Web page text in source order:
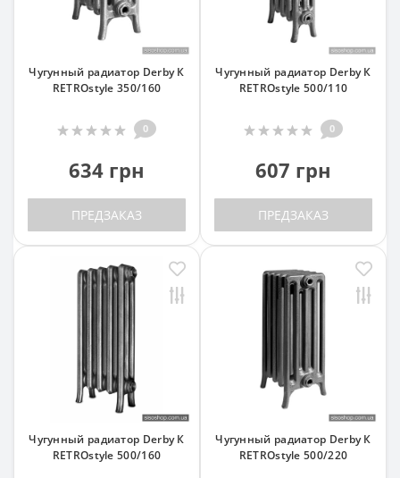
Чугунный радиатор Derby К
RETROstyle 350/160
0
634 грн
ПРЕДЗАКАЗ
Чугунный радиатор Derby К
RETROstyle 500/110
0
607 грн
ПРЕДЗАКАЗ
Чугунный радиатор Derby К
RETROstyle 500/160
Чугунный радиатор Derby К
RETROstyle 500/220